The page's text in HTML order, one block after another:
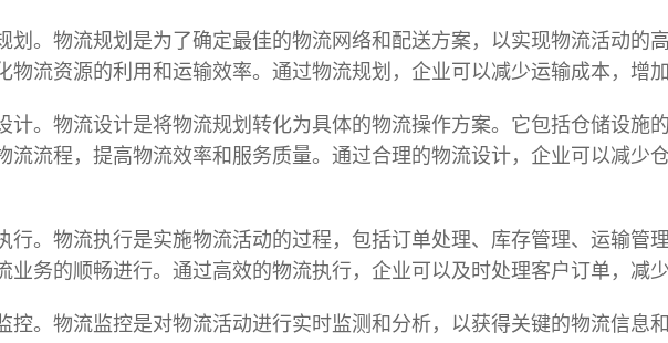
划。物流规划是为了确定最佳的物流网络和配送方案，以实现物流活动的
物流资源的利用和运输效率。通过物流规划，企业可以减少运输成本，增
计。物流设计是将物流规划转化为具体的物流操作方案。它包括仓储设施
流流程，提高物流效率和服务质量。通过合理的物流设计，企业可以减少
行。物流执行是实施物流活动的过程，包括订单处理、库存管理、运输管
业务的顺畅进行。通过高效的物流执行，企业可以及时处理客户订单，减
控。物流监控是对物流活动进行实时监测和分析，以获得关键的物流信息